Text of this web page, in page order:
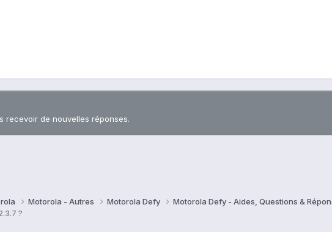
recevoir de nouvelles réponses.
Motorola - Autres Motorola Defy
Motorola Defy - Aides, Questions &
?